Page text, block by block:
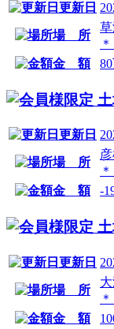
更新日
場 所
金 額
更新日
場 所
金 額
-
更新日
場 所
金 額